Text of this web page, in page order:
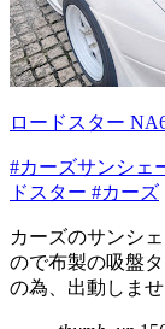
ロードスター
#カーズサンシェ
ドスター #カーズ
カーズのサンシ
ので布製の吸盤
の為、出動しま